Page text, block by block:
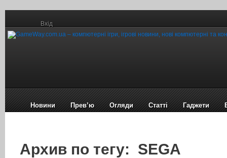
Вхід
Новини Прев’ю Огляди Статті Гаджети
Архив по тегу: SEGA